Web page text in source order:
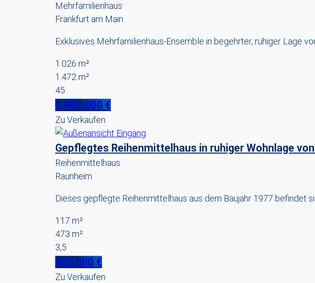
Mehrfamilienhaus
Frankfurt am Main
Exklusives Mehrfamilienhaus-Ensemble in begehrter, ruhiger Lage
1.026 m²
1.472 m²
45
2.900.000 €
Zu Verkaufen
Gepflegtes Reihenmittelhaus in ruhiger Wohnlage
Reihenmittelhaus
Raunheim
Dieses gepflegte Reihenmittelhaus aus dem Baujahr 1977 befindet
117 m²
473 m²
3,5
435.000 €
Zu Verkaufen